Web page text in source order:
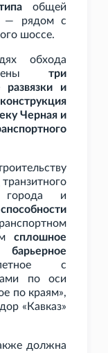
общей
— рядом с
шоссе.
обхода
три
развязки и
Черная и
города и
сплошное
с
по оси
по краям»,
«Кавказ»
должна